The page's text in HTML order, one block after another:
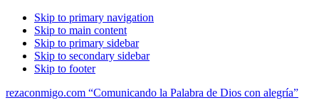
Skip to primary navigation
Skip to main content
Skip to primary sidebar
Skip to secondary sidebar
Skip to footer
rezaconmigo.com “Comunicando la Palabra de Dios con alegría”